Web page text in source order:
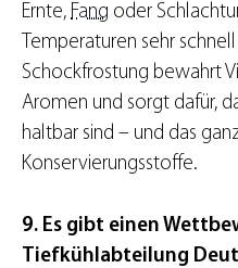
Ernte, Fang oder
Temperaturen sehr
Schockfrostung bewahrt
Aromen und sorgt dafür,
haltbar sind – und das
Konservierungsstoffe.
9. Es gibt einen
Tiefkühlabteilung